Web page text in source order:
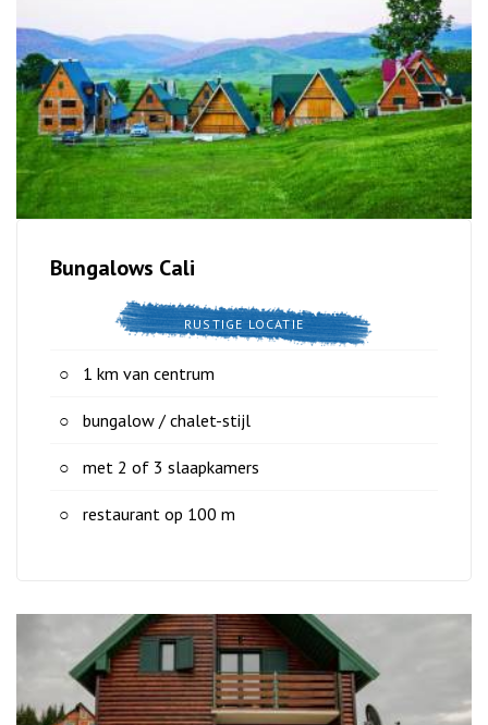
Bungalows Cali
RUSTIGE LOCATIE
1 km van centrum
bungalow / chalet-stijl
met 2 of 3 slaapkamers
restaurant op 100 m